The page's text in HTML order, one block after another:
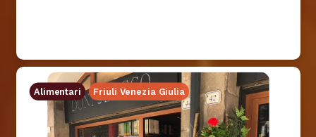
Alimentari Friuli Venezia Giulia